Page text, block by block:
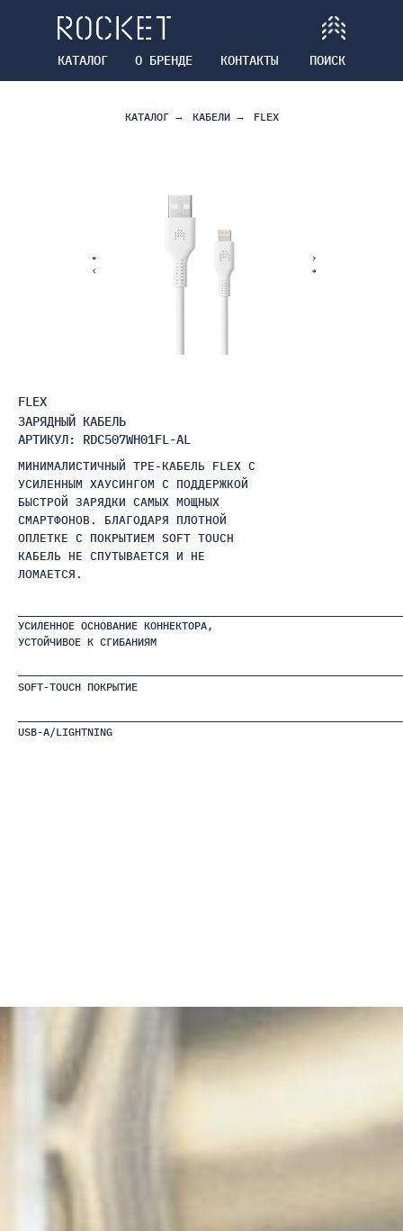
О БРЕНДЕ КОНТАКТЫ ПОИСК
КАТАЛОГ
КАТАЛОГ → КАБЕЛИ → FLEX
FLEX
ЗАРЯДНЫЙ КАБЕЛЬ
USB-A/LIGHTNING
SOFT-TOUCH ПОКРЫТИЕ
МИНИМАЛИСТИЧНЫЙ TPE-КАБЕЛЬ FLEX С
УСИЛЕННЫМ ХАУСИНГОМ С ПОДДЕРЖКОЙ
БЫСТРОЙ ЗАРЯДКИ САМЫХ МОЩНЫХ
СМАРТФОНОВ. БЛАГОДАРЯ ПЛОТНОЙ
ОПЛЕТКЕ С ПОКРЫТИЕМ SOFT TOUCH
КАБЕЛЬ НЕ СПУТЫВАЕТСЯ И НЕ
ЛОМАЕТСЯ.
АРТИКУЛ: RDC507WH01FL-AL
УСИЛЕННОЕ ОСНОВАНИЕ КОННЕКТОРА,
УСТОЙЧИВОЕ К СГИБАНИЯМ